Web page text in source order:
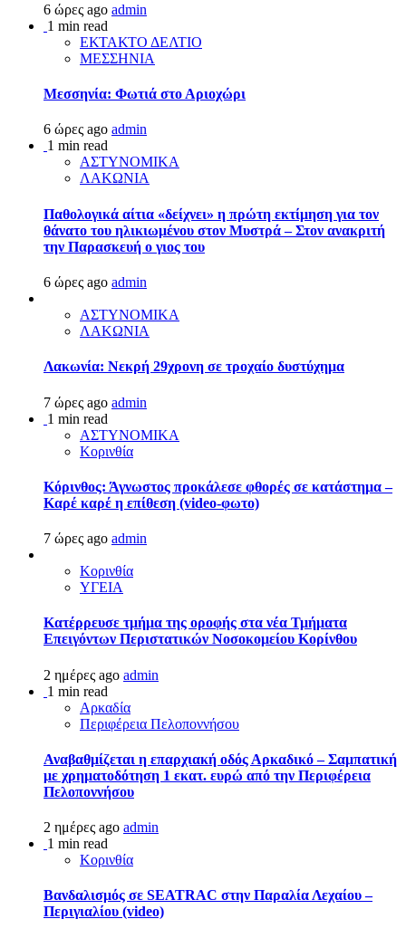
6 ώρες ago admin
1 min read
ΕΚΤΑΚΤΟ ΔΕΛΤΙΟ
ΜΕΣΣΗΝΙΑ
Μεσσηνία: Φωτιά στο Αριοχώρι
6 ώρες ago admin
1 min read
ΑΣΤΥΝΟΜΙΚΑ
ΛΑΚΩΝΙΑ
Παθολογικά αίτια «δείχνει» η πρώτη εκτίμηση για τον
θάνατο του ηλικιωμένου στον Μυστρά – Στον ανακριτή
την Παρασκευή ο γιος του
6 ώρες ago admin
ΑΣΤΥΝΟΜΙΚΑ
ΛΑΚΩΝΙΑ
Λακωνία: Νεκρή 29χρονη σε τροχαίο δυστύχημα
7 ώρες ago admin
1 min read
ΑΣΤΥΝΟΜΙΚΑ
Κορινθία
Κόρινθος: Άγνωστος προκάλεσε φθορές σε κατάστημα –
Καρέ καρέ η επίθεση (video-φωτο)
7 ώρες ago admin
Κορινθία
ΥΓΕΙΑ
Kατέρρευσε τμήμα της οροφής στα νέα Τμήματα
Επειγόντων Περιστατικών Νοσοκομείου Κορίνθου
2 ημέρες ago admin
1 min read
Αρκαδία
Περιφέρεια Πελοποννήσου
Αναβαθμίζεται η επαρχιακή οδός Αρκαδικό – Σαμπατική
με χρηματοδότηση 1 εκατ. ευρώ από την Περιφέρεια
Πελοποννήσου
2 ημέρες ago admin
1 min read
Κορινθία
Βανδαλισμός σε SEATRAC στην Παραλία Λεχαίου –
Περιγιαλίου (video)